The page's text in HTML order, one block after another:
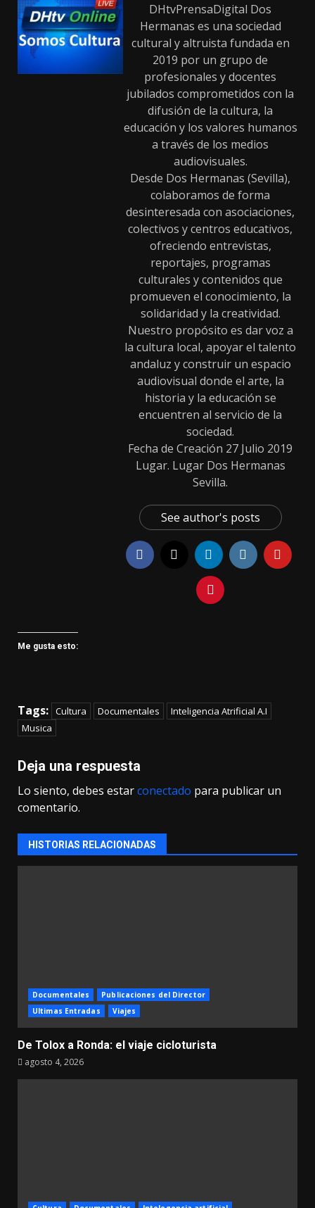
DHtvPrensaDigital Dos
Hermanas es una sociedad
cultural y altruista fundada en
2019 por un grupo de
profesionales y docentes
jubilados comprometidos con la
difusión de la cultura, la
educación y los valores humanos
a través de los medios
audiovisuales.
Desde Dos Hermanas (Sevilla),
colaboramos de forma
desinteresada con asociaciones,
colectivos y centros educativos,
ofreciendo entrevistas,
reportajes, programas
culturales y contenidos que
promueven el conocimiento, la
solidaridad y la creatividad.
Nuestro propósito es dar voz a
la cultura local, apoyar el talento
andaluz y construir un espacio
audiovisual donde el arte, la
historia y la educación se
encuentren al servicio de la
sociedad.
Fecha de Creación 27 Julio 2019
Lugar. Lugar Dos Hermanas
Sevilla.
See author's posts
Me gusta esto:
Tags: Cultura Documentales
Inteligencia Atrificial A.I
Musica
Deja una respuesta
Lo siento, debes estarconectado para publicar un
comentario.
HISTORIAS RELACIONADAS
Documentales
Publicaciones del Director
Ultimas Entradas
Viajes
De Tolox a Ronda: el viaje cicloturista
agosto 4, 2026